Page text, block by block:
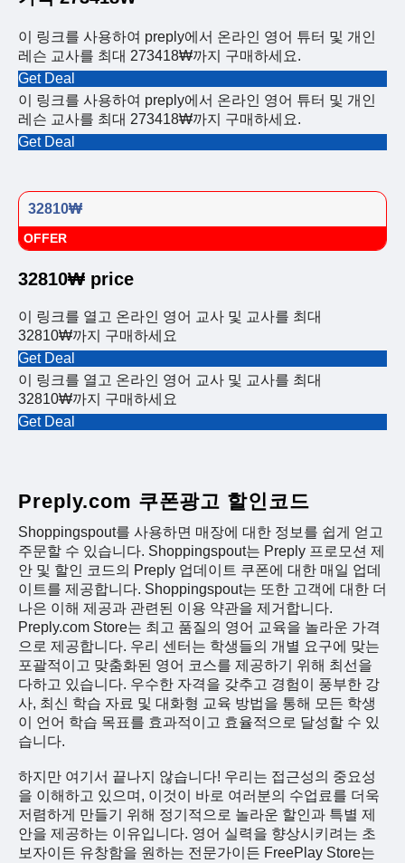
이 링크를 사용하여 preply에서 온라인 영어 튜터 및 개인
레슨 교사를 최대 273418₩까지 구매하세요.
Get Deal
이 링크를 사용하여 preply에서 온라인 영어 튜터 및 개인
레슨 교사를 최대 273418₩까지 구매하세요.
Get Deal
32810₩
OFFER
32810₩ price
이 링크를 열고 온라인 영어 교사 및 교사를 최대
32810₩까지 구매하세요
Get Deal
이 링크를 열고 온라인 영어 교사 및 교사를 최대
32810₩까지 구매하세요
Get Deal
Preply.com 쿠폰광고 할인코드
Shoppingspout를 사용하면 매장에 대한 정보를 쉽게 얻고
주문할 수 있습니다. Shoppingspout는 Preply 프로모션 제
안 및 할인 코드의 Preply 업데이트 쿠폰에 대한 매일 업데
이트를 제공합니다. Shoppingspout는 또한 고객에 대한 더
나은 이해 제공과 관련된 이용 약관을 제거합니다.
Preply.com Store는 최고 품질의 영어 교육을 놀라운 가격
으로 제공합니다. 우리 센터는 학생들의 개별 요구에 맞는
포괄적이고 맞춤화된 영어 코스를 제공하기 위해 최선을
다하고 있습니다. 우수한 자격을 갖추고 경험이 풍부한 강
사, 최신 학습 자료 및 대화형 교육 방법을 통해 모든 학생
이 언어 학습 목표를 효과적이고 효율적으로 달성할 수 있
습니다.
하지만 여기서 끝나지 않습니다! 우리는 접근성의 중요성
을 이해하고 있으며, 이것이 바로 여러분의 수업료를 더욱
저렴하게 만들기 위해 정기적으로 놀라운 할인과 특별 제
안을 제공하는 이유입니다. 영어 실력을 향상시키려는 초
보자이든 유창함을 원하는 전문가이든 FreePlay Store는